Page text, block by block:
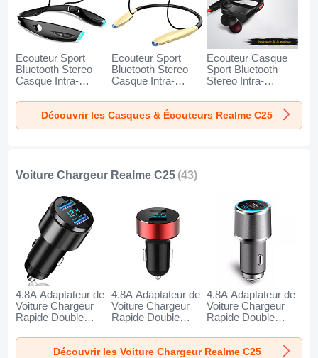
Ecouteur Sport
Bluetooth Stereo
Casque Intra-
Oreillette H52 pour
Realme C25 Noir
Ecouteur Sport
Bluetooth Stereo
Casque Intra-
Oreillette H51 pour
Realme C25 Or
Ecouteur Casque
Sport Bluetooth
Stereo Intra-
Oreillette H53 pour
Realme C25 Noir
Découvrir les Casques & Écouteurs Realme C25
Voiture Chargeur Realme C25 (43)
4.8A Adaptateur de
Voiture Chargeur
Rapide Double
K10 pour Realme
C25 Noir
4.8A Adaptateur de
Voiture Chargeur
Rapide Double
K07 pour Realme
C25 Rouge
4.8A Adaptateur de
Voiture Chargeur
Rapide Double
K08 pour Realme
C25 Argent
Découvrir les Voiture Chargeur Realme C25